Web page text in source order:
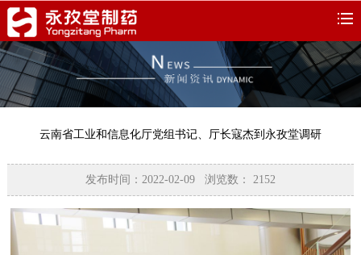
云南省工业和信息化厅党组书记、厅长寇杰到永孜堂调研
发布时间：2022-02-09 浏览数： 2152